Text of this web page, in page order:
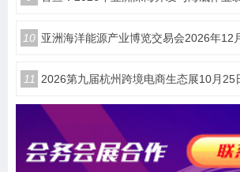
10 亚洲海洋能源产业博览交易会2026年12
11 2026第九届杭州跨境电商生态展10月25